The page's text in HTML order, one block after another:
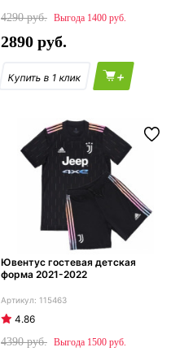
4290
1400
2890
+
Ювентус гостевая детская
форма 2021-2022
115463
4.86
4390
1500